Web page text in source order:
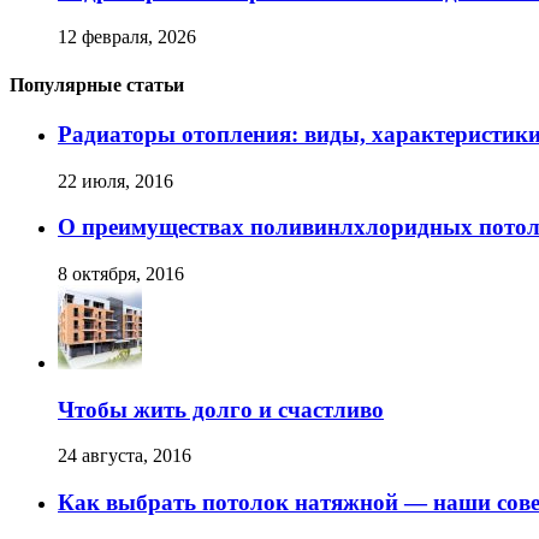
12 февраля, 2026
Популярные статьи
Радиаторы отопления: виды,
22 июля, 2016
О преимуществах поливинлхлоридных
8 октября, 2016
Чтобы жить долго и счастливо
24 августа, 2016
Как выбрать потолок натяжной — наши